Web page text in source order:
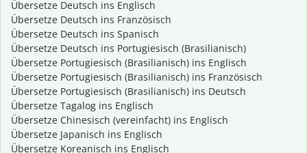
Übersetze Deutsch ins Englisch
Übersetze Deutsch ins Französisch
Übersetze Deutsch ins Spanisch
Übersetze Deutsch ins Portugiesisch (Brasilianisch)
Übersetze Portugiesisch (Brasilianisch) ins Englisch
Übersetze Portugiesisch (Brasilianisch) ins Französisch
Übersetze Portugiesisch (Brasilianisch) ins Deutsch
Übersetze Tagalog ins Englisch
Übersetze Chinesisch (vereinfacht) ins Englisch
Übersetze Japanisch ins Englisch
Übersetze Koreanisch ins Englisch